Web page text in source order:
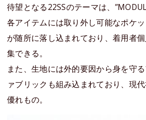
待望となる22SSのテーマは、
各アイテムには取り外し可能なポケ
が随所に落し込まれており、着用者
集できる。
また、生地には外的要因から身を守
ァブリックも組み込まれており、現
優れもの。